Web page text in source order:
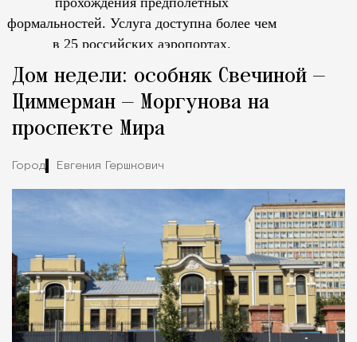
формальностей. Услуга доступна более чем
в 25 российских аэропортах.
Дом недели: особняк Свечиной —
Циммерман — Моргунова на
проспекте Мира
Город Евгения Гершкович